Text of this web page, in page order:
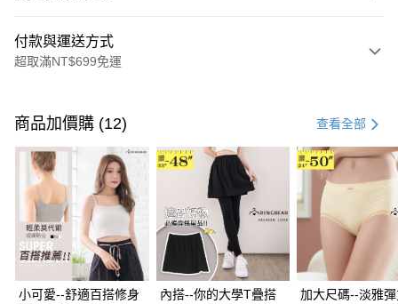
付款與運送方式
超取滿NT$699免運
信用卡一次付款
超商取貨付款
LINE Pay
Apple Pay
街口支付
悠遊付
商品加價購 (12) 查看全部
小可愛--舒適百搭修身
內搭--你的大學T疊搭
加大尺碼--淡雅